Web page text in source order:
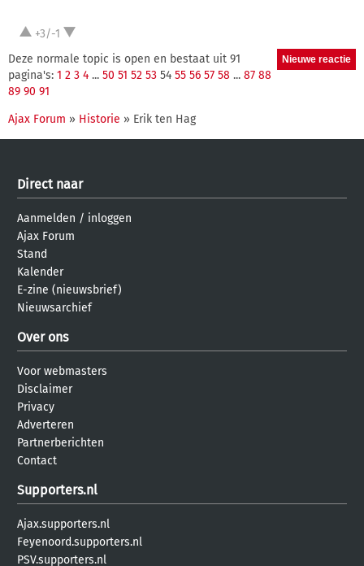
+3/-1
Deze normale topic is open en bestaat uit 91
pagina's: 1 2 3 4 ... 50 51 52 53 54 55 56 57 58 ... 87 88
89 90 91
Ajax Forum » Historie » Erik ten Hag
Direct naar
Aanmelden / inloggen
Ajax Forum
Stand
Kalender
E-zine (nieuwsbrief)
Nieuwsarchief
Over ons
Voor webmasters
Disclaimer
Privacy
Adverteren
Partnerberichten
Contact
Supporters.nl
Ajax.supporters.nl
Feyenoord.supporters.nl
PSV.supporters.nl